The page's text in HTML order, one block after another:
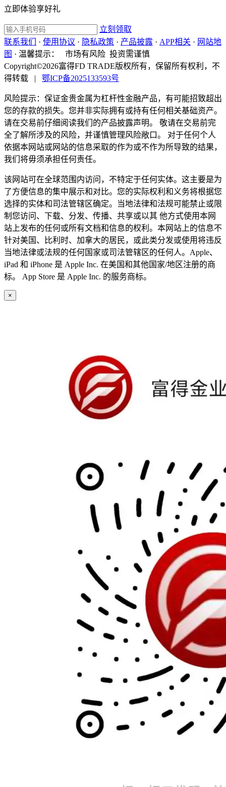
立即体验享好礼
立刻领取
联系我们
· 使用协议 · 隐私政策 · 产品披露 · APP相关 · 网站地
图 · 温馨提示：
市场有风险 投资需谨慎
Copyright©2026富得FD TRADE版权所有，保留所有权利，不
得转载
| 鄂ICP备2025133593号
风险提示：保证金贵金属为杠杆性金融产品，有可能招致超出
您的存款的损失。您并非实际拥有或持有任何相关基础资产。
请在交易前仔细阅读我们的产品披露声明。 敬请在交易前完
全了解所涉及的风险，并谨慎管理风险敞口。 对于任何个人
依据本网站或网站的信息采取的作为或不作为所导致的结果，
我们将毋须承担任何责任。
该网站可在全球范围内访问，不特定于任何实体。这主要是为
了方便信息的集中展示和对比。您的实际权利和义务将根据您
选择的实体和司法管辖区确定。当地法律和法规可能禁止或限
制您访问、下载、分发、传播、共享或以其 他方式使用本网
站上发布的任何或所有文档和信息的权利。本网站上的信息不
针对美国、比利时、加拿大的居民，或此类分发或使用将违反
当地法律或法规的任何国家或司法管辖区的任何人。Apple、
iPad 和 iPhone 是 Apple Inc. 在美国和其他国家/地区注册的商
标。 App Store 是 Apple Inc. 的服务商标。
×